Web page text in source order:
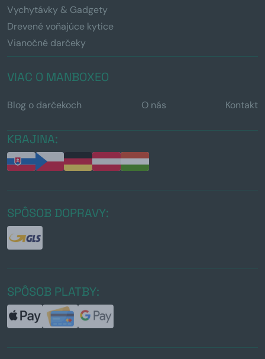
Vychytávky & Gadgety
Drevené voňajúce kytice
Vianočné darčeky
VIAC O MANBOXEO
Blog o darčekoch O nás Kontakt
KRAJINA:
SPÔSOB DOPRAVY:
SPÔSOB PLATBY: